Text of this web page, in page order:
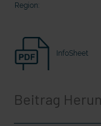
20 Ehrenamtliche bauen
Region:
InfoSheet
Beitrag